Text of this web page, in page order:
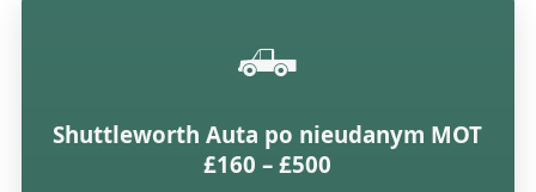
🛻
Shuttleworth Auta po nieudanym MOT
£160 – £500